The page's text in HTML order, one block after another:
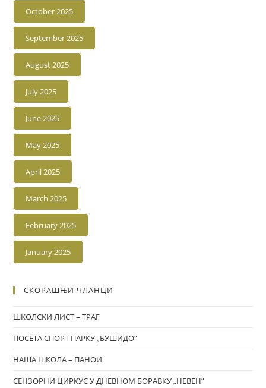
October 2025
September 2025
August 2025
July 2025
June 2025
May 2025
April 2025
March 2025
February 2025
January 2025
СКОРАШЊИ ЧЛАНЦИ
ШКОЛСКИ ЛИСТ – ТРАГ
ПОСЕТА СПОРТ ПАРКУ „БУШИДО“
НАША ШКОЛА – ПАНОИ
СЕНЗОРНИ ЦИРКУС У ДНЕВНОМ БОРАВКУ „НЕВЕН”